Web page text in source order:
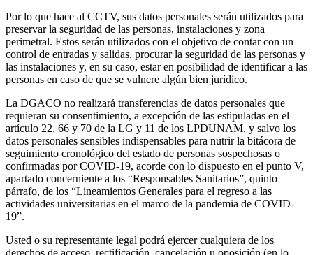
Por lo que hace al CCTV, sus datos personales serán utilizados para
preservar la seguridad de las personas, instalaciones y zona
perimetral. Estos serán utilizados con el objetivo de contar con un
control de entradas y salidas, procurar la seguridad de las personas y
las instalaciones y, en su caso, estar en posibilidad de identificar a las
personas en caso de que se vulnere algún bien jurídico.
La DGACO no realizará transferencias de datos personales que
requieran su consentimiento, a excepción de las estipuladas en el
artículo 22, 66 y 70 de la LG y 11 de los LPDUNAM, y salvo los
datos personales sensibles indispensables para nutrir la bitácora de
seguimiento cronológico del estado de personas sospechosas o
confirmadas por COVID-19, acorde con lo dispuesto en el punto V,
apartado concerniente a los “Responsables Sanitarios”, quinto
párrafo, de los “Lineamientos Generales para el regreso a las
actividades universitarias en el marco de la pandemia de COVID-
19”.
Usted o su representante legal podrá ejercer cualquiera de los